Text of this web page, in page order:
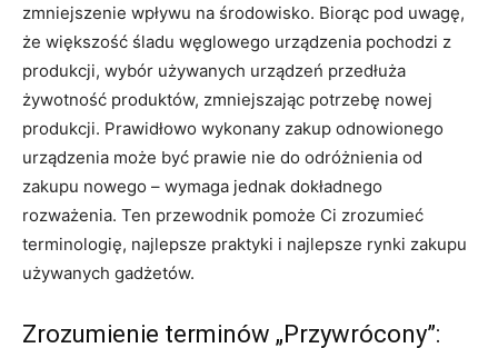
zmniejszenie wpływu na środowisko. Biorąc pod uwagę,
że większość śladu węglowego urządzenia pochodzi z
produkcji, wybór używanych urządzeń przedłuża
żywotność produktów, zmniejszając potrzebę nowej
produkcji. Prawidłowo wykonany zakup odnowionego
urządzenia może być prawie nie do odróżnienia od
zakupu nowego – wymaga jednak dokładnego
rozważenia. Ten przewodnik pomoże Ci zrozumieć
terminologię, najlepsze praktyki i najlepsze rynki zakupu
używanych gadżetów.
Zrozumienie terminów „Przywrócony”: